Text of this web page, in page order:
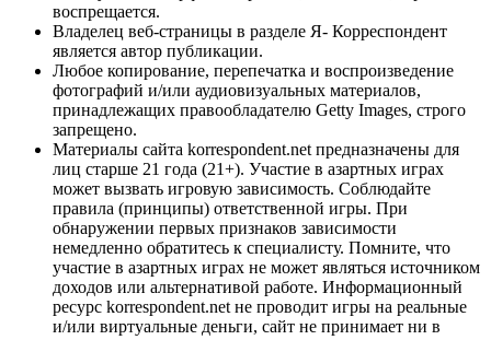
воспрещается.
Владелец веб-страницы в разделе Я- Корреспондент
является автор публикации.
Любое копирование, перепечатка и воспроизведение
фотографий и/или аудиовизуальных материалов,
принадлежащих правообладателю Getty Images, строго
запрещено.
Материалы сайта korrespondent.net предназначены для
лиц старше 21 года (21+). Участие в азартных играх
может вызвать игровую зависимость. Соблюдайте
правила (принципы) ответственной игры. При
обнаружении первых признаков зависимости
немедленно обратитесь к специалисту. Помните, что
участие в азартных играх не может являться источником
доходов или альтернативой работе. Информационный
ресурс korrespondent.net не проводит игры на реальные
и/или виртуальные деньги, сайт не принимает ни в